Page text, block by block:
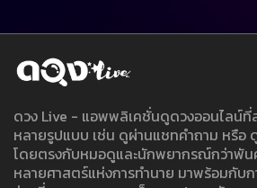
ดวง Live - แอพพลิเคชั่นดูดวงออนไลน์ที่
หลายรูปแบบ เช่น ดูผ่านแชทคำถาม หรือ
โดยตรงกับหมอดูและนักพยากรณ์กว่าพัน
หลายศาสตร์แห่งการทำนาย มาพร้อมกับ